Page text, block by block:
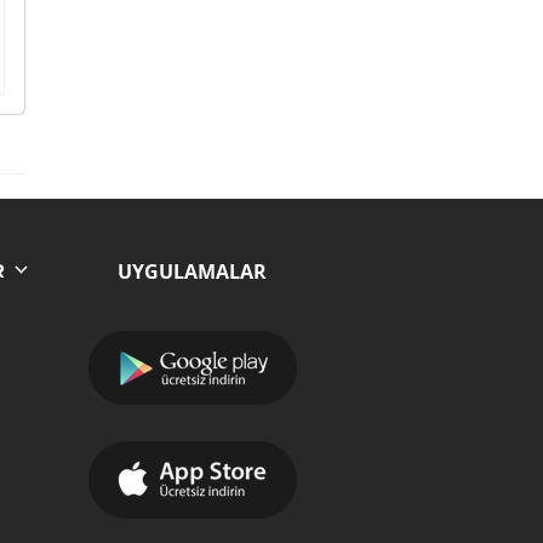
UYGULAMALAR